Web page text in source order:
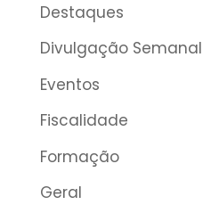
Destaques
Divulgação Semanal
Eventos
Fiscalidade
Formação
Geral